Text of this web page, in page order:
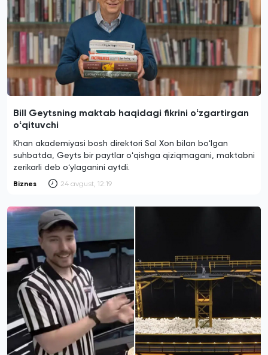
Bill Geytsning maktab haqidagi fikrini oʻzgartirgan
oʻqituvchi
Khan akademiyasi bosh direktori Sal Xon bilan boʻlgan
suhbatda, Geyts bir paytlar oʻqishga qiziqmagani, maktabni
zerikarli deb oʻylaganini aytdi.
Biznes 24 avgust, 12:19